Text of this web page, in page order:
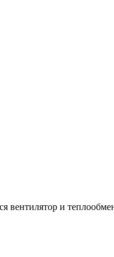
вентилятор и